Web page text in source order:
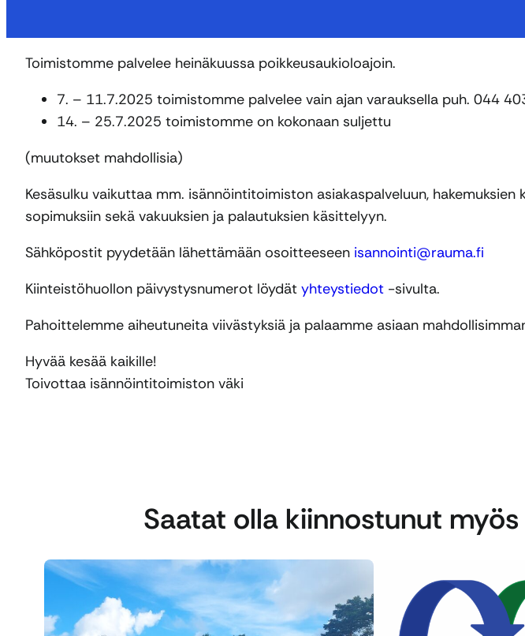
Toimistomme palvelee heinäkuussa poikkeusaukioloajoin.
7. – 11.7.2025 toimistomme palvelee vain ajan varauksella puh. 044
14. – 25.7.2025 toimistomme on kokonaan suljettu
(muutokset mahdollisia)
Kesäsulku vaikuttaa mm. isännöintitoimiston asiakaspalveluun, hakemuksien
sopimuksiin sekä vakuuksien ja palautuksien käsittelyyn.
Sähköpostit pyydetään lähettämään osoitteeseen isannointi@rauma.fi
Kiinteistöhuollon päivystysnumerot löydät yhteystiedot -sivulta.
Pahoittelemme aiheutuneita viivästyksiä ja palaamme asiaan
Hyvää kesää kaikille!
Toivottaa isännöintitoimiston väki
Saatat olla kiinnostunut